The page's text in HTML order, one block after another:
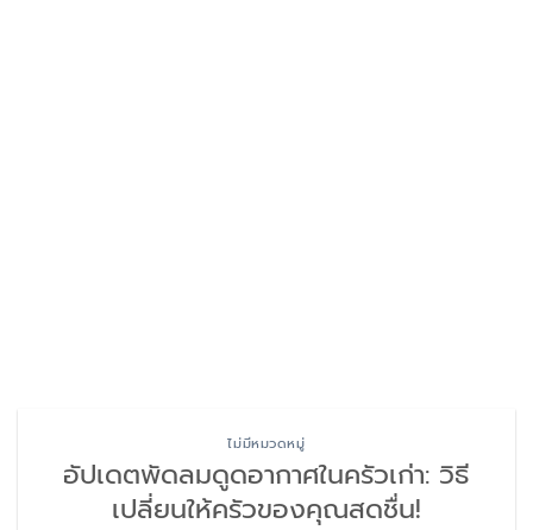
ไม่มีหมวดหมู่
อัปเดตพัดลมดูดอากาศในครัวเก่า: วิธี
เปลี่ยนให้ครัวของคุณสดชื่น!